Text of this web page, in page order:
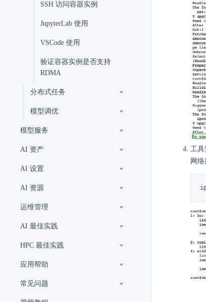
SSH 访问容器实例
JupyterLab 使用
VSCode 使用
验证容器实例是否支持
RDMA
分布式任务
模型调优
模型服务
AI 资产
AI 设置
AI 资源
运维管理
AI 最佳实践
HPC 最佳实践
应用帮助
常见问题
工具
网络